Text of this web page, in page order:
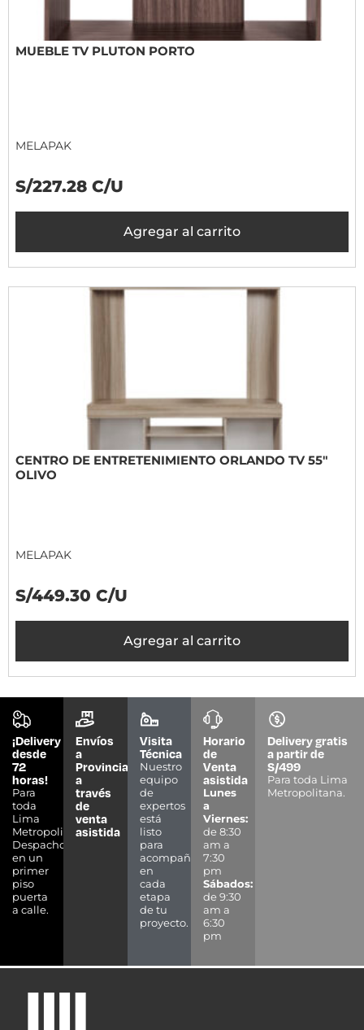
MUEBLE TV PLUTON PORTO
MELAPAK
S/227.28 C/U
Agregar al carrito
CENTRO DE ENTRETENIMIENTO ORLANDO TV 55"
OLIVO
MELAPAK
S/449.30 C/U
Agregar al carrito
¡Delivery
desde
72
horas!
Para
toda
Lima
Metropolitana.
Despacho
en un
primer
piso
puerta
a calle.
Envíos
a
Provincias
a
través
de
venta
asistida
Visita
Técnica
Nuestro
equipo
de
expertos
está
listo
para
acompañarte
en
cada
etapa
de tu
proyecto.
Horario
de
Venta
asistida
Lunes
a
Viernes:
de 8:30
am a
7:30
pm
Sábados:
de 9:30
am a
6:30
pm
Delivery gratis
a partir de
S/499
Para toda Lima
Metropolitana.